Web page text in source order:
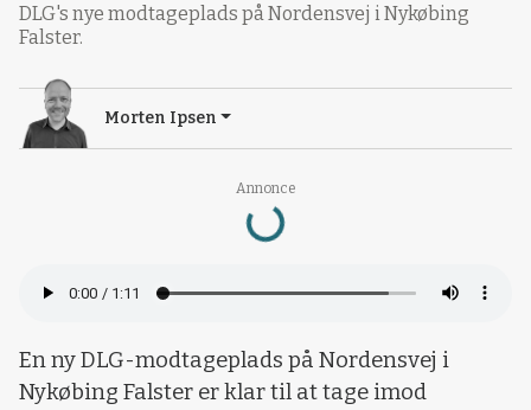
Annonce
Loading...
DLG's nye modtageplads på Nordensvej i Nykøbing
Falster.
Morten Ipsen
En ny DLG-modtageplads på Nordensvej i
Nykøbing Falster er klar til at tage imod